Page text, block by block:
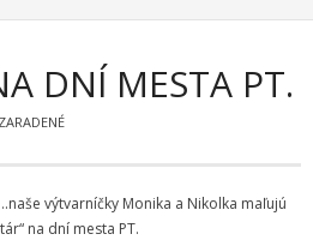
– do 2024
DNÍ MESTA PT.
výtvarníčky Monika a Nikolka maľujú
na dní mesta PT.